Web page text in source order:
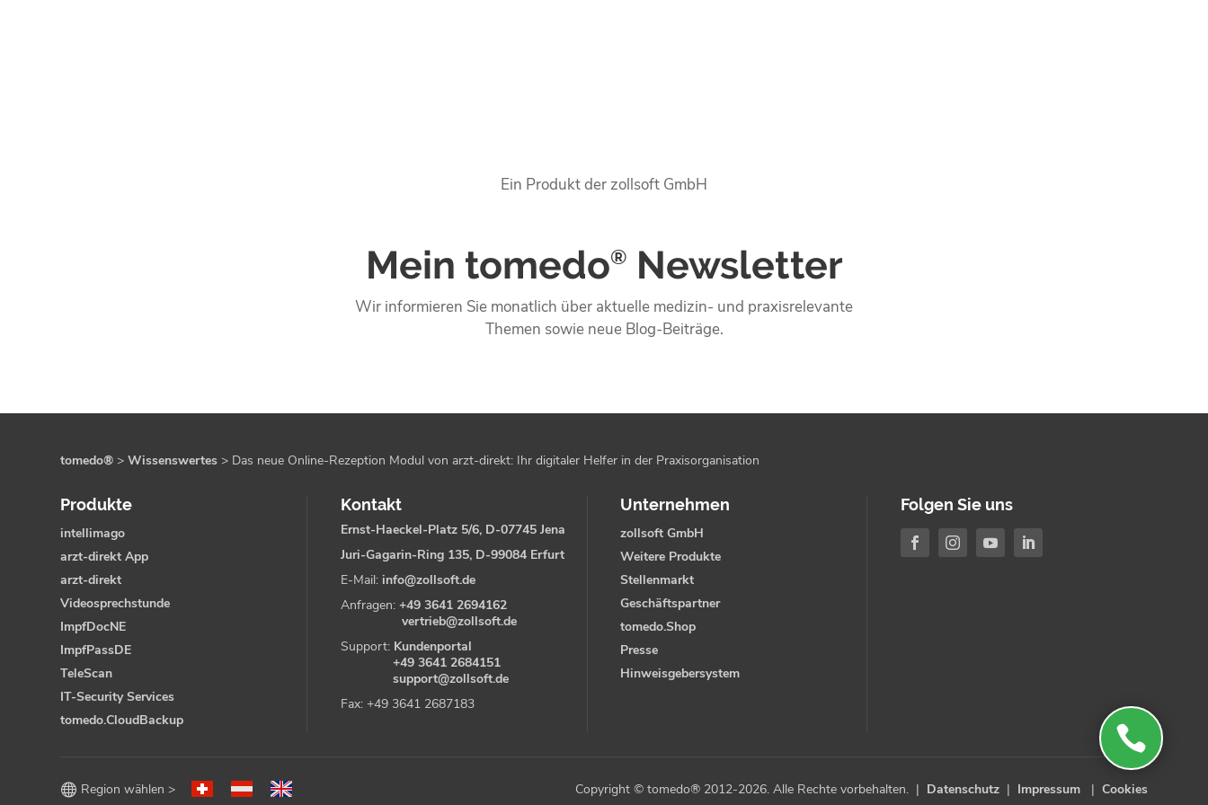
Ein Produkt der zollsoft GmbH
Mein tomedo® Newsletter
Wir informieren Sie monatlich über aktuelle medizin- und praxisrelevante
Themen sowie neue Blog-Beiträge.

tomedo® >Wissenswertes > Das neue Online-Rezeption Modul von arzt-direkt: Ihr digitaler Helfer in der Praxisorganisation
Produkte
intellimago
arzt-direkt App
arzt-direkt
Videosprechstunde
ImpfDocNE
ImpfPassDE
TeleScan
IT-Security Services
tomedo.CloudBackup
Kontakt
Ernst-Haeckel-Platz 5/6, D-07745 Jena
Juri-Gagarin-Ring 135, D-99084 Erfurt
E-Mail: info@zollsoft.de
Anfragen: +49 3641 2694162
vertrieb@zollsoft.de
Support: Kundenportal
+49 3641 2684151
support@zollsoft.de
Fax: +49 3641 2687183
Unternehmen
zollsoft GmbH
Weitere Produkte
Stellenmarkt
Geschäftspartner
tomedo.Shop
Presse
Hinweisgebersystem
Folgen Sie uns
   
 Region wählen > Copyright © tomedo® 2012-2026. Alle Rechte vorbehalten. Datenschutz Impressum Cookies